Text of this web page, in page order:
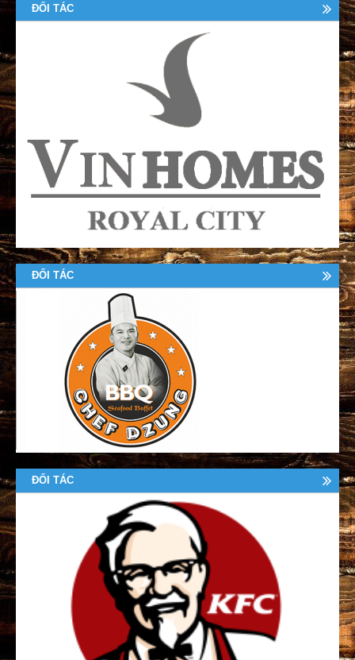
ĐỐI TÁC
ĐỐI TÁC
ĐỐI TÁC